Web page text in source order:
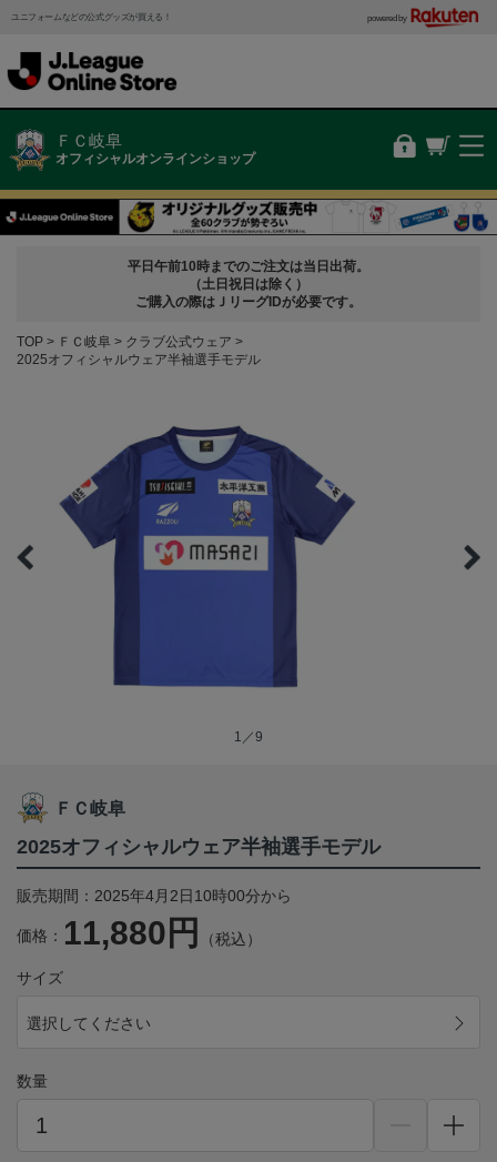
ユニフォームなどの公式グッズが買える！ powered by
ＦＣ岐阜
オフィシャルオンラインショップ
平日午前10時までのご注文は当日出荷。
（土日祝日は除く）
ご購入の際はＪリーグIDが必要です。
TOP ＦＣ岐阜
クラブ公式ウェア
2025オフィシャルウェア半袖選手モデル
1／9
ＦＣ岐阜
2025オフィシャルウェア半袖選手モデル
販売期間：2025年4月2日10時00分から
価格： 11,880円 （税込）
サイズ
選択してください
数量